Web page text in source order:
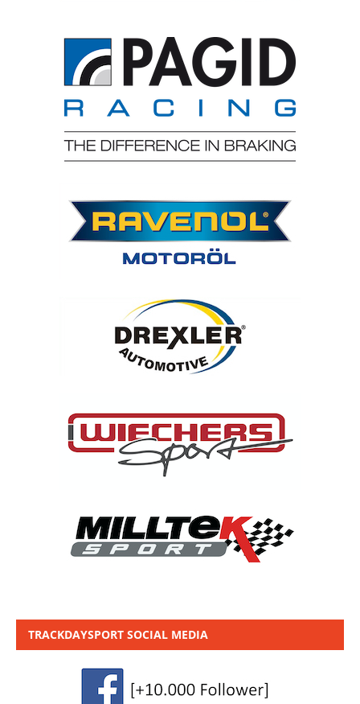
TRACKDAYSPORT SOCIAL MEDIA